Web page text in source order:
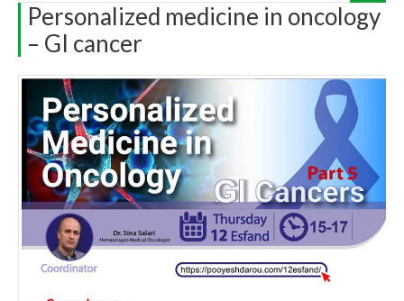
Personalized medicine in oncology
– GI cancer